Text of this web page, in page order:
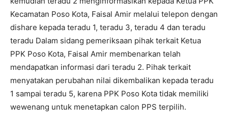
Kecamatan Poso Kota, Faisal Amir melalui telepon dengan
dishare kepada teradu 1, teradu 3, teradu 4 dan teradu
teradu Dalam sidang pemeriksaan pihak terkait Ketua
PPK Poso Kota, Faisal Amir membenarkan telah
mendapatkan informasi dari teradu 2. Pihak terkait
menyatakan perubahan nilai dikembalikan kepada teradu
1 sampai teradu 5, karena PPK Poso Kota tidak memiliki
wewenang untuk menetapkan calon PPS terpilih.